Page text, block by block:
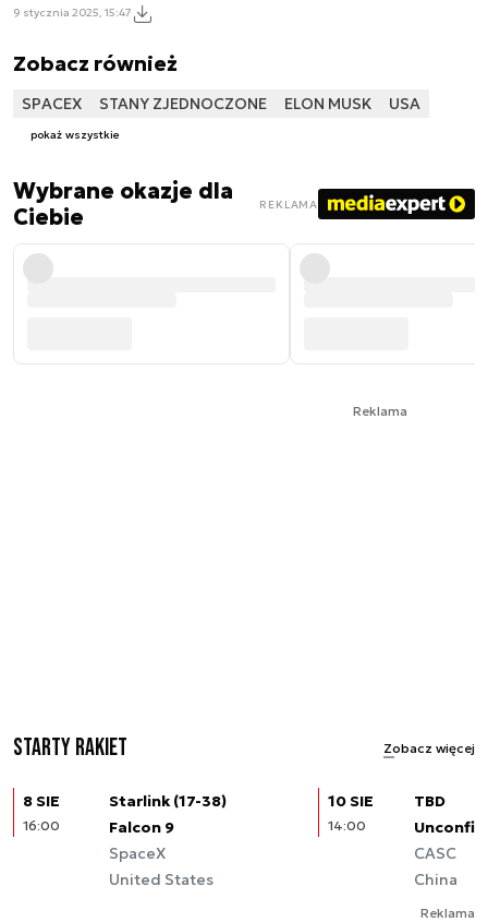
9 stycznia 2025, 15:47
Zobacz również
SPACEX STANY ZJEDNOCZONE ELON MUSK USA
pokaż wszystkie
Wybrane okazje dla
Ciebie
REKLAMA
Reklama
Starty rakiet Zobacz więcej
8 SIE
16:00
Starlink (17-38)
Falcon 9
SpaceX
United States
10 SIE
14:00
TBD
CASC
China
Reklama